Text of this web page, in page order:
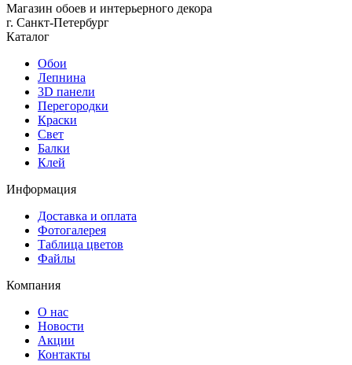
Магазин обоев и интерьерного декора
г. Санкт-Петербург
Каталог
Обои
Лепнина
3D панели
Перегородки
Краски
Свет
Балки
Клей
Информация
Доставка и оплата
Фотогалерея
Таблица цветов
Файлы
Компания
О нас
Новости
Акции
Контакты